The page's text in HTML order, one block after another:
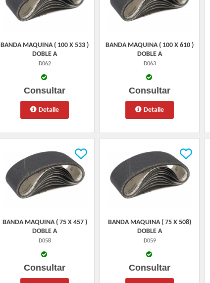
BANDA MAQUINA ( 100 X 533 )
DOBLE A
D062
Consultar
Detalle
BANDA MAQUINA ( 100 X 610 )
DOBLE A
D063
Consultar
Detalle
BANDA MAQUINA ( 75 X 457 )
DOBLE A
D058
Consultar
BANDA MAQUINA ( 75 X 508)
DOBLE A
D059
Consultar